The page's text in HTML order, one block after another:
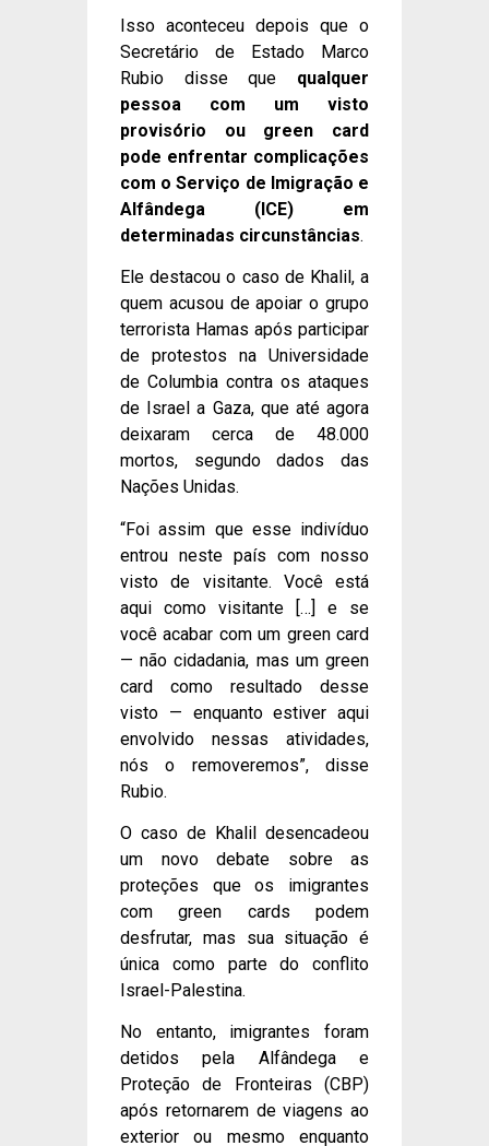
Isso aconteceu depois que o
Secretário de Estado Marco
Rubio disse que qualquer
pessoa com um visto
provisório ou green card
pode enfrentar complicações
com o Serviço de Imigração e
Alfândega (ICE) em
determinadas circunstâncias.
Ele destacou o caso de Khalil, a
quem acusou de apoiar o grupo
terrorista Hamas após participar
de protestos na Universidade
de Columbia contra os ataques
de Israel a Gaza, que até agora
deixaram cerca de 48.000
mortos, segundo dados das
Nações Unidas.
“Foi assim que esse indivíduo
entrou neste país com nosso
visto de visitante. Você está
aqui como visitante […] e se
você acabar com um green card
— não cidadania, mas um green
card como resultado desse
visto — enquanto estiver aqui
envolvido nessas atividades,
nós o removeremos”, disse
Rubio.
O caso de Khalil desencadeou
um novo debate sobre as
proteções que os imigrantes
com green cards podem
desfrutar, mas sua situação é
única como parte do conflito
Israel-Palestina.
No entanto, imigrantes foram
detidos pela Alfândega e
Proteção de Fronteiras (CBP)
após retornarem de viagens ao
exterior ou mesmo enquanto